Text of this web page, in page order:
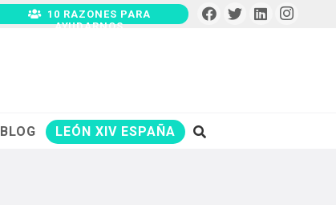
10 RAZONES PARA
AYUDARNOS
BLOG LEÓN XIV ESPAÑA